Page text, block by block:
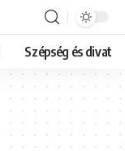
Szépség és divat